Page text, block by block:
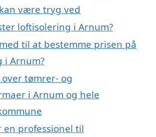
være tryg ved
loftisolering i Arnum?
til at bestemme prisen på
i Arnum?
tømrer- og
i Arnum og hele
en professionel til